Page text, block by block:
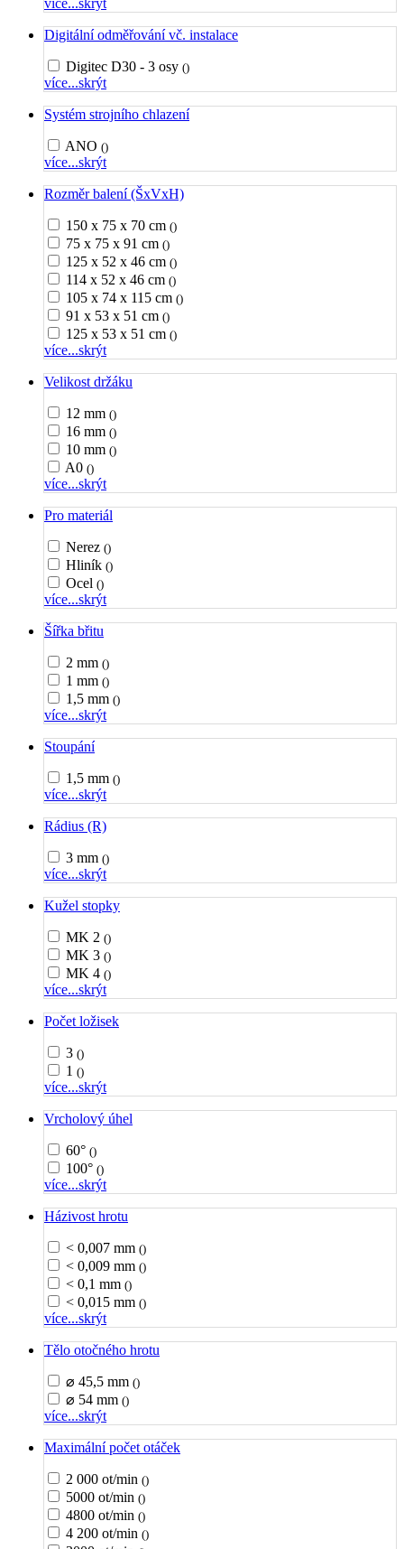
více...skrýt
Digitální odměřování vč. instalace
Digitec D30 - 3 osy ()
více...skrýt
Systém strojního chlazení
ANO ()
více...skrýt
Rozměr balení (ŠxVxH)
150 x 75 x 70 cm ()
75 x 75 x 91 cm ()
125 x 52 x 46 cm ()
114 x 52 x 46 cm ()
105 x 74 x 115 cm ()
91 x 53 x 51 cm ()
125 x 53 x 51 cm ()
více...skrýt
Velikost držáku
12 mm ()
16 mm ()
10 mm ()
A0 ()
více...skrýt
Pro materiál
Nerez ()
Hliník ()
Ocel ()
více...skrýt
Šířka břitu
2 mm ()
1 mm ()
1,5 mm ()
více...skrýt
Stoupání
1,5 mm ()
více...skrýt
Rádius (R)
3 mm ()
více...skrýt
Kužel stopky
MK 2 ()
MK 3 ()
MK 4 ()
více...skrýt
Počet ložisek
3 ()
1 ()
více...skrýt
Vrcholový úhel
60° ()
100° ()
více...skrýt
Házivost hrotu
< 0,007 mm ()
< 0,009 mm ()
< 0,1 mm ()
< 0,015 mm ()
více...skrýt
Tělo otočného hrotu
⌀ 45,5 mm ()
⌀ 54 mm ()
více...skrýt
Maximální počet otáček
2 000 ot/min ()
5000 ot/min ()
4800 ot/min ()
4 200 ot/min ()